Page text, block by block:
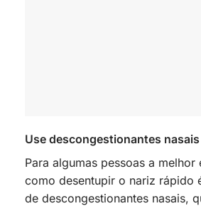
Use descongestionantes nasais
Para algumas pessoas a melhor
como desentupir o nariz rápido
de descongestionantes nasais,